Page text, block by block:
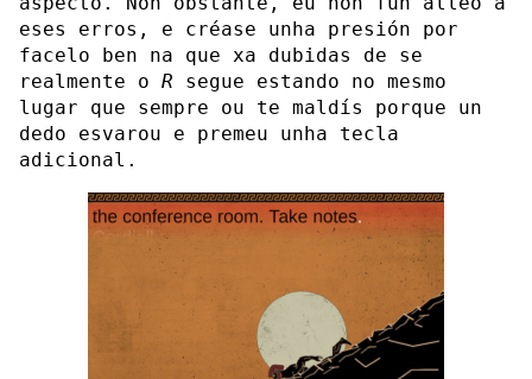
eses erros, e créase unha presión por
facelo ben na que xa dubidas de se
realmente o R segue estando no mesmo
lugar que sempre ou te maldís porque un
dedo esvarou e premeu unha tecla
adicional.